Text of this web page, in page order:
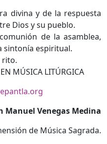
divina y de la respuesta
Dios y su pueblo.
de la asamblea,
sintonía espiritual.
rito.
MÚSICA LITÚRGICA
Manuel Venegas Medina
de Música Sagrada.